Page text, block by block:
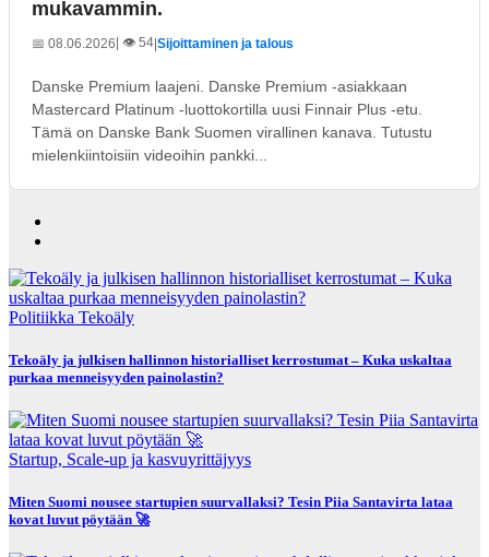
mukavammin.
📅 08.06.2026| 👁️ 54 Sijoittaminen ja talous
Danske Premium laajeni. Danske Premium -asiakkaan
Mastercard Platinum -luottokortilla uusi Finnair Plus -etu.
Tämä on Danske Bank Suomen virallinen kanava. Tutustu
mielenkiintoisiin videoihin pankki...
Politiikka Tekoäly
Tekoäly ja julkisen hallinnon historialliset kerrostumat – Kuka uskaltaa
purkaa menneisyyden painolastin?
Startup, Scale-up ja kasvuyrittäjyys
Miten Suomi nousee startupien suurvallaksi? Tesin Piia Santavirta lataa
kovat luvut pöytään 🚀